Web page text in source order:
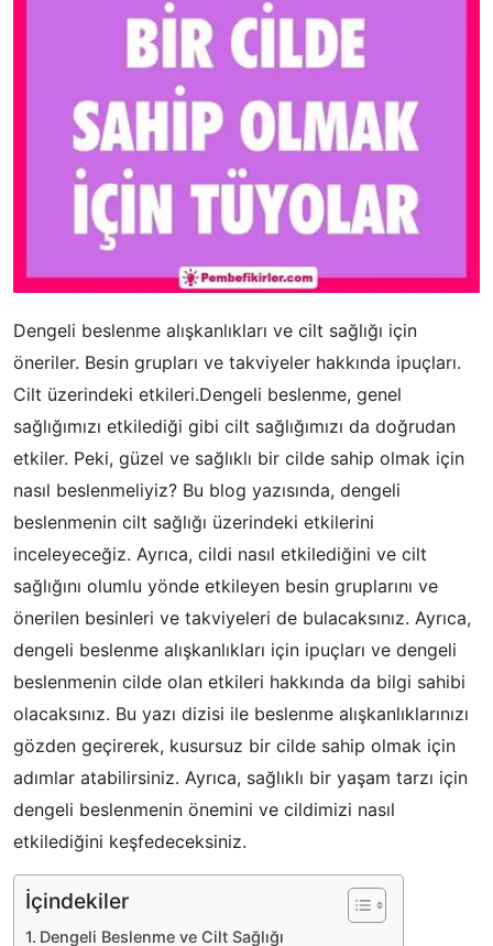
Dengeli beslenme alışkanlıkları ve cilt sağlığı için
öneriler. Besin grupları ve takviyeler hakkında ipuçları.
Cilt üzerindeki etkileri.Dengeli beslenme, genel
sağlığımızı etkilediği gibi cilt sağlığımızı da doğrudan
etkiler. Peki, güzel ve sağlıklı bir cilde sahip olmak için
nasıl beslenmeliyiz? Bu blog yazısında, dengeli
beslenmenin cilt sağlığı üzerindeki etkilerini
inceleyeceğiz. Ayrıca, cildi nasıl etkilediğini ve cilt
sağlığını olumlu yönde etkileyen besin gruplarını ve
önerilen besinleri ve takviyeleri de bulacaksınız. Ayrıca,
dengeli beslenme alışkanlıkları için ipuçları ve dengeli
beslenmenin cilde olan etkileri hakkında da bilgi sahibi
olacaksınız. Bu yazı dizisi ile beslenme alışkanlıklarınızı
gözden geçirerek, kusursuz bir cilde sahip olmak için
adımlar atabilirsiniz. Ayrıca, sağlıklı bir yaşam tarzı için
dengeli beslenmenin önemini ve cildimizi nasıl
etkilediğini keşfedeceksiniz.
İçindekiler
Dengeli Beslenme ve Cilt Sağlığı